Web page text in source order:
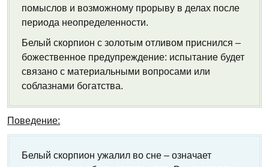
помыслов и возможному прорыву в делах после
периода неопределенности.
Белый скорпион с золотым отливом приснился –
божественное предупреждение: испытание будет
связано с материальными вопросами или
соблазнами богатства.
Поведение:
Белый скорпион ужалил во сне – означает